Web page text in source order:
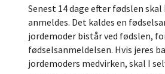
Senest 14 dage efter fødslen
anmeldes. Det kaldes en
jordemoder bistår ved fødslen,
fødselsanmeldelsen. Hvis jeres
jordemoders medvirken, skal I